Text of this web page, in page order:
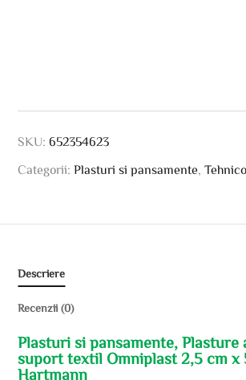
SKU:652354623
Categorii:Plasturi si pansamente ,
Descriere
Recenzii (0)
Plasturi si pansamente, Plasture
suport textil Omniplast 2,5 cm x
Hartmann